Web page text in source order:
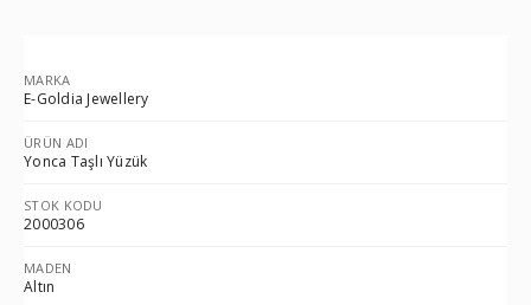
MARKA
E-Goldia Jewellery
ÜRÜN ADI
Yonca Taşlı Yüzük
STOK KODU
2000306
MADEN
Altın